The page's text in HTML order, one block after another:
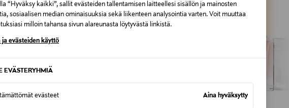
“Hyväksy kaikki”, sallit evästeiden tallentamisen laitteellesi sisällön ja mainosten
sosiaalisen median ominaisuuksia sekä liikenteen analysointia varten. Voit muuttaa
milloin tahansa sivun alareunasta löytyvästä linkistä.
ja evästeiden käyttö
EVÄSTERYHMIÄ
evästeet Aina hyväksytty